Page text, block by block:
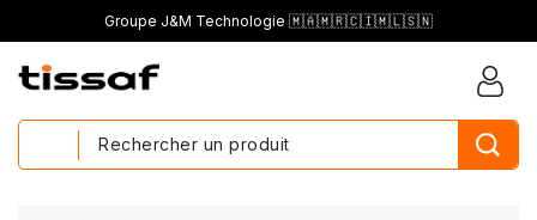
Groupe J&M Technologie 🇲🇦🇲🇷🇨🇮🇲🇱🇸🇳